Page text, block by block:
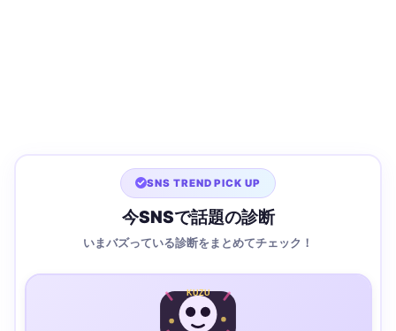
SNS TREND PICK UP
今SNSで話題の診断
いまバズっている診断をまとめてチェック！
KUZU